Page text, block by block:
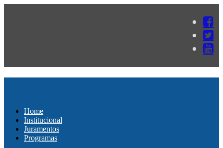
Home
Institucional
Juramentos
Programas